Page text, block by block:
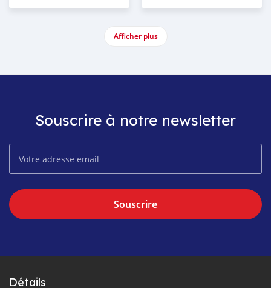
Afficher plus
Souscrire à notre newsletter
Souscrire
Détails